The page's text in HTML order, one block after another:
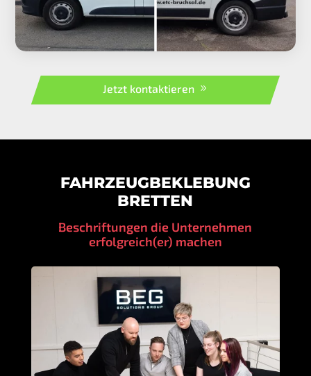
Jetzt kontaktieren
FAHRZEUGBEKLEBUNG
BRETTEN
Beschriftungen die Unternehmen
erfolgreich(er) machen